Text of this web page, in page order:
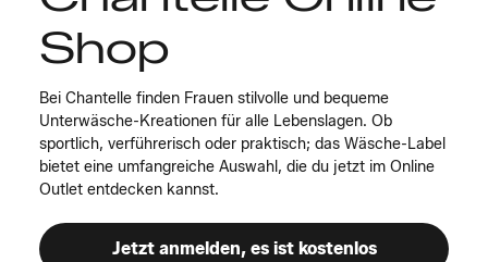
Shop
Bei Chantelle finden Frauen stilvolle und bequeme
Unterwäsche-Kreationen für alle Lebenslagen. Ob
sportlich, verführerisch oder praktisch; das Wäsche-Label
bietet eine umfangreiche Auswahl, die du jetzt im Online
Outlet entdecken kannst.
Jetzt anmelden, es ist kostenlos